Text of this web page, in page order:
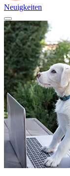
Neuigkeiten